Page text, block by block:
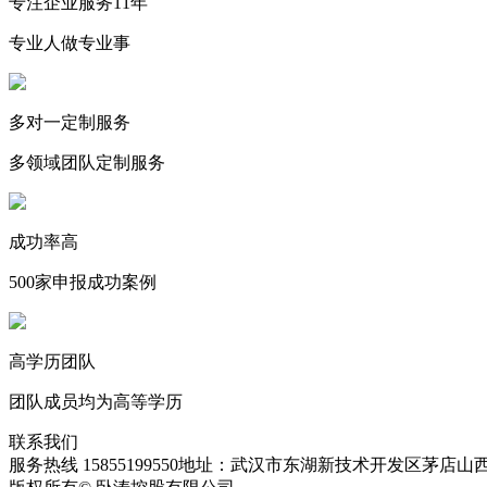
专业人做专业事
多对一定制服务
多领域团队定制服务
成功率高
500家申报成功案例
高学历团队
团队成员均为高等学历
联系我们
服务热线 15855199550地址：武汉市东湖新技术开发区茅店山